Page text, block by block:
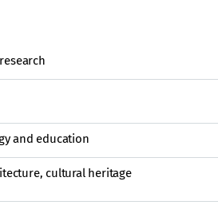
and education
cultural heritage